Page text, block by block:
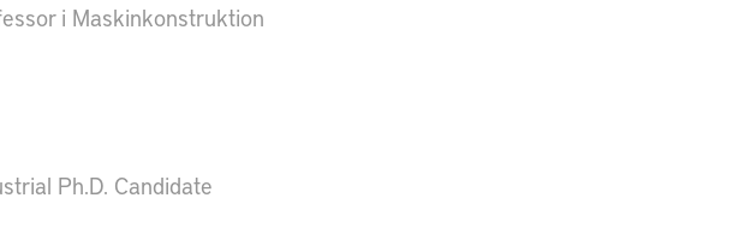
i Maskinkonstruktion
Ph.D. Candidate